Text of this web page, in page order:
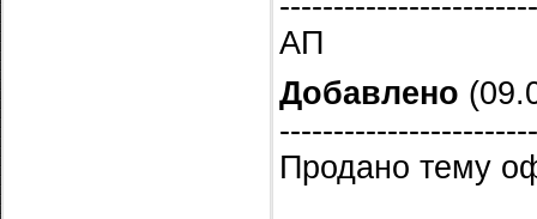
АП
Добавлено
Продано тему